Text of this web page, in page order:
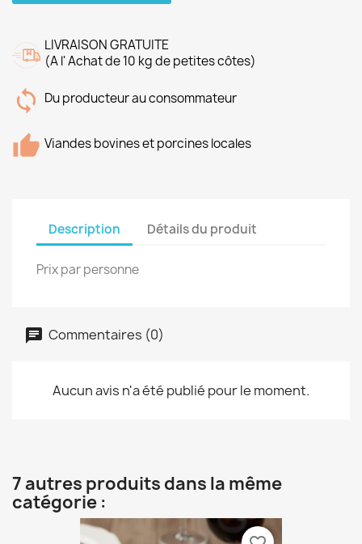
LIVRAISON GRATUITE
(A l' Achat de 10 kg de petites côtes)
Du producteur au consommateur
Viandes bovines et porcines locales
Description Détails du produit
Prix par personne
Commentaires (0)
Aucun avis n'a été publié pour le moment.
7 autres produits dans la même
catégorie :